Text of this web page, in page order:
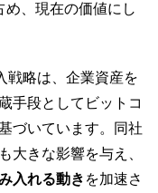
め、現在の価値にし
戦略は、企業資産を
手段としてビットコ
づいています。同社
大きな影響を与え、
入れる動き を加速さ